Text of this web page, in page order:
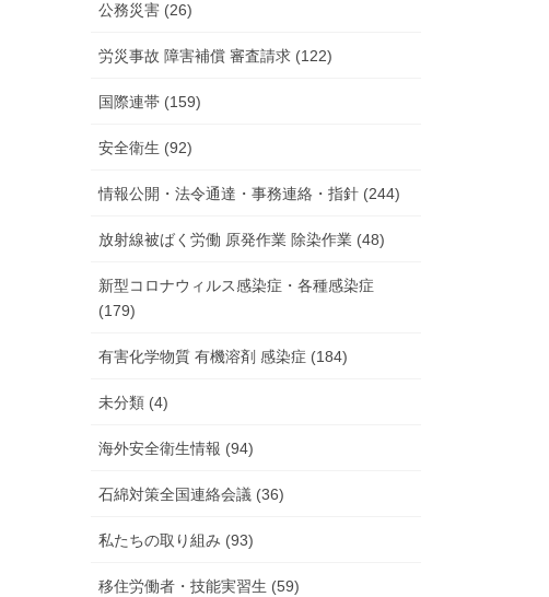
公務災害 (26)
労災事故 障害補償 審査請求 (122)
国際連帯 (159)
安全衛生 (92)
情報公開・法令通達・事務連絡・指針 (244)
放射線被ばく労働 原発作業 除染作業 (48)
新型コロナウィルス感染症・各種感染症
(179)
有害化学物質 有機溶剤 感染症 (184)
未分類 (4)
海外安全衛生情報 (94)
石綿対策全国連絡会議 (36)
私たちの取り組み (93)
移住労働者・技能実習生 (59)